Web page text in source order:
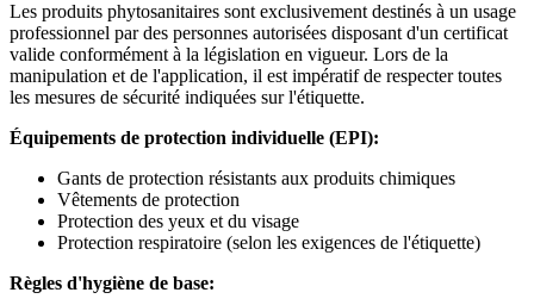
Les produits phytosanitaires sont exclusivement destinés à un usage
professionnel par des personnes autorisées disposant d'un certificat
valide conformément à la législation en vigueur. Lors de la
manipulation et de l'application, il est impératif de respecter toutes
les mesures de sécurité indiquées sur l'étiquette.
Équipements de protection individuelle (EPI):
Gants de protection résistants aux produits chimiques
Vêtements de protection
Protection des yeux et du visage
Protection respiratoire (selon les exigences de l'étiquette)
Règles d'hygiène de base: